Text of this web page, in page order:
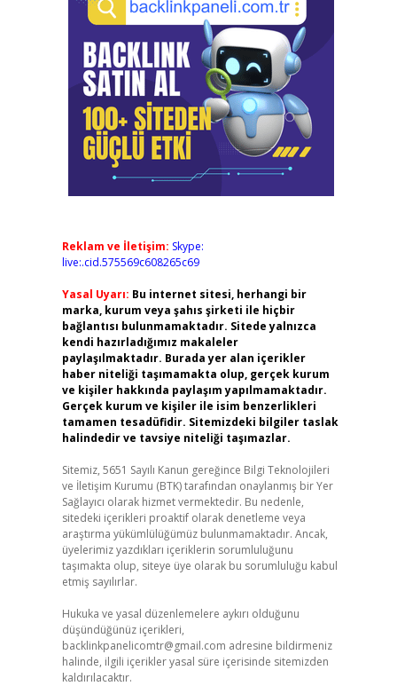
Reklam ve İletişim: Skype:
live:.cid.575569c608265c69
Yasal Uyarı: Bu internet sitesi, herhangi bir
marka, kurum veya şahıs şirketi ile hiçbir
bağlantısı bulunmamaktadır. Sitede yalnızca
kendi hazırladığımız makaleler
paylaşılmaktadır. Burada yer alan içerikler
haber niteliği taşımamakta olup, gerçek kurum
ve kişiler hakkında paylaşım yapılmamaktadır.
Gerçek kurum ve kişiler ile isim benzerlikleri
tamamen tesadüfidir. Sitemizdeki bilgiler taslak
halindedir ve tavsiye niteliği taşımazlar.
Sitemiz, 5651 Sayılı Kanun gereğince Bilgi Teknolojileri
ve İletişim Kurumu (BTK) tarafından onaylanmış bir Yer
Sağlayıcı olarak hizmet vermektedir. Bu nedenle,
sitedeki içerikleri proaktif olarak denetleme veya
araştırma yükümlülüğümüz bulunmamaktadır. Ancak,
üyelerimiz yazdıkları içeriklerin sorumluluğunu
taşımakta olup, siteye üye olarak bu sorumluluğu kabul
etmiş sayılırlar.
Hukuka ve yasal düzenlemelere aykırı olduğunu
düşündüğünüz içerikleri,
backlinkpanelicomtr@gmail.com adresine bildirmeniz
halinde, ilgili içerikler yasal süre içerisinde sitemizden
kaldırılacaktır.